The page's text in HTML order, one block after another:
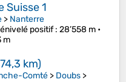
Suisse 1
> Nanterre
positif: 28’558 m •
m
km)
Comté > Doubs >